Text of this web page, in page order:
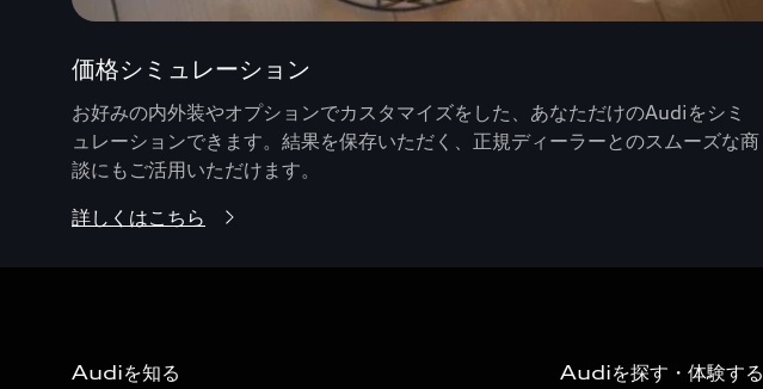
価格シミュレーション
お好みの内外装やオプションでカスタマイズをした、あなただけのAudiをシミ
ュレーションできます。結果を保存いただく、正規ディーラーとのスムーズな商
談にもご活用いただけます。
詳しくはこちら
Audiを知る Audiを探す・体験する